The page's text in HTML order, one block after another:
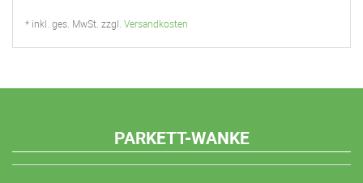
* inkl. ges. MwSt. zzgl. Versandkosten
PARKETT-WANKE